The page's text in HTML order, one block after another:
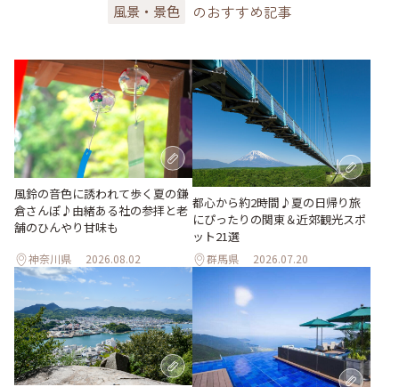
風景・景色 のおすすめ記事
風鈴の音色に誘われて歩く夏の鎌
倉さんぽ♪由緒ある社の参拝と老
舗のひんやり甘味も
神奈川県 2026.08.02
都心から約2時間♪夏の日帰り旅
にぴったりの関東＆近郊観光スポ
ット21選
群馬県 2026.07.20